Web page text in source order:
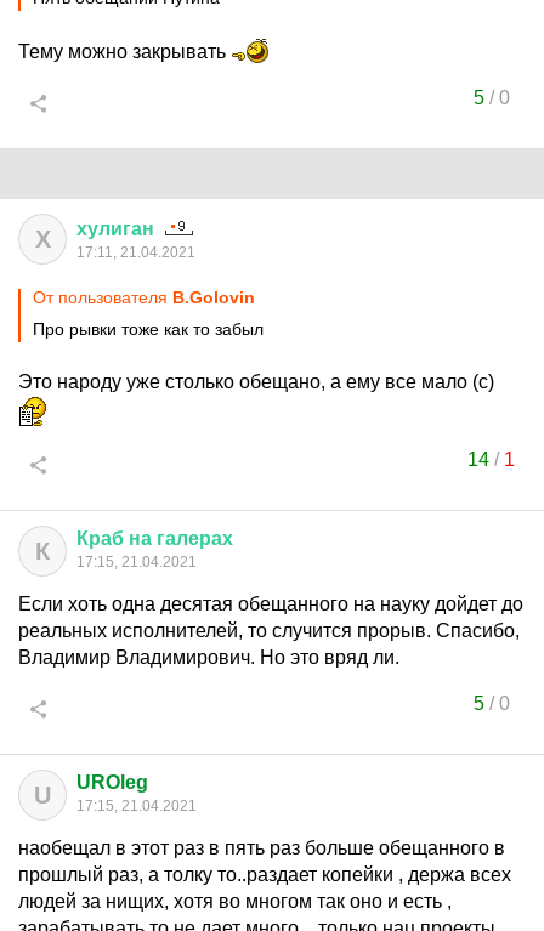
Тему можно закрывать
5/0
Х хулиган
17:11, 21.04.2021
От пользователя B.Golovin
Про рывки тоже как то забыл
Это народу уже столько обещано, а ему все мало (с)
14 / 1
К Краб на галерах
17:15, 21.04.2021
Если хоть одна десятая обещанного на науку дойдет до
реальных исполнителей, то случится прорыв. Спасибо,
Владимир Владимирович. Но это вряд ли.
5/0
U UROleg
17:15, 21.04.2021
наобещал в этот раз в пять раз больше обещанного в
прошлый раз, а толку то..раздает копейки , держа всех
людей за нищих, хотя во многом так оно и есть ,